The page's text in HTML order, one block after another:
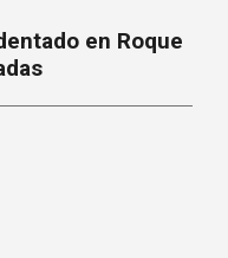
en Roque